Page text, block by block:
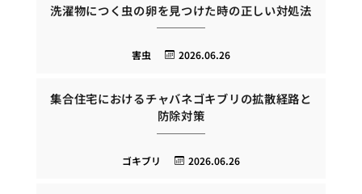
洗濯物につく虫の卵を見つけた時の正しい対処法
2026.06.26
害虫
集合住宅におけるチャバネゴキブリの拡散経路と
防除対策
2026.06.26
ゴキブリ